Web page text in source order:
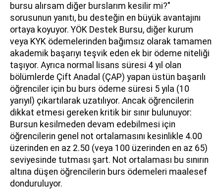
bursu alırsam diğer burslarım kesilir mi?"
sorusunun yanıtı, bu desteğin en büyük avantajını
ortaya koyuyor. YÖK Destek Bursu, diğer kurum
veya KYK ödemelerinden bağımsız olarak tamamen
akademik başarıyı teşvik eden ek bir ödeme niteliği
taşıyor. Ayrıca normal lisans süresi 4 yıl olan
bölümlerde Çift Anadal (ÇAP) yapan üstün başarılı
öğrenciler için bu burs ödeme süresi 5 yıla (10
yarıyıl) çıkartılarak uzatılıyor. Ancak öğrencilerin
dikkat etmesi gereken kritik bir sınır bulunuyor:
Bursun kesilmeden devam edebilmesi için
öğrencilerin genel not ortalamasını kesinlikle 4.00
üzerinden en az 2.50 (veya 100 üzerinden en az 65)
seviyesinde tutması şart. Not ortalaması bu sınırın
altına düşen öğrencilerin burs ödemeleri maalesef
donduruluyor.